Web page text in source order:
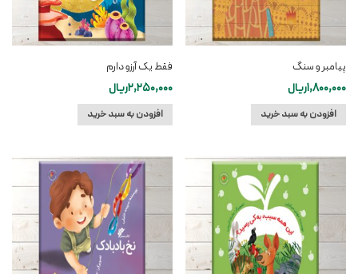
پیامبر و سنگ
1,800,000ریال
افزودن به سبد خرید
فقط یک آرزو دارم
2,250,000ریال
افزودن به سبد خرید